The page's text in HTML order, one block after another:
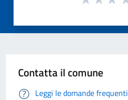
Contatta il comune
Leggi le domande frequenti